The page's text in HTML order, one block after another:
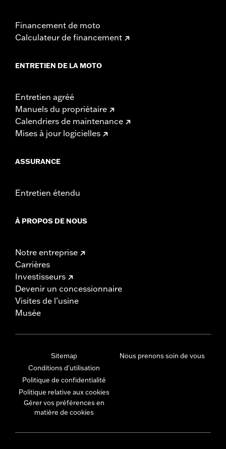
Financement de moto
Calculateur de financement
ENTRETIEN DE LA MOTO
Entretien agréé
Manuels du propriétaire
Calendriers de maintenance
Mises à jour logicielles
ASSURANCE
Entretien étendu
À PROPOS DE NOUS
Notre entreprise
Carrières
Investisseurs
Devenir un concessionnaire
Visites de l’usine
Musée
Sitemap
Conditions d'utilisation
Politique de confidentialité
Politique relative aux cookies
Gérer vos préférences en
matière de cookies
Nous prenons soin de vous